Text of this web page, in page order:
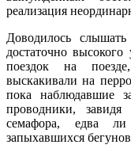
реализация
Доводилось
достаточно
поездок на
выскакивали на
пока наблюдавшие
проводники,
семафора, едва
запыхавшихся